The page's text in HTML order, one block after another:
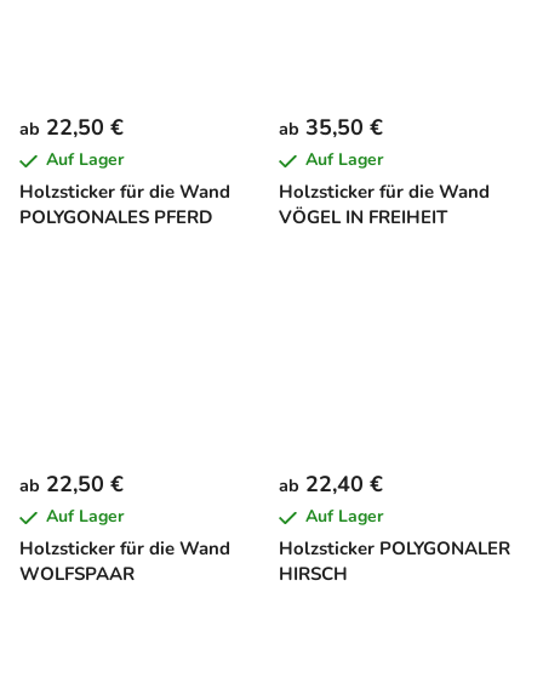
Holzsticker für die Wand
POLYGONALES PFERD
ab 22,50 €
Auf Lager
Holzsticker für die Wand
VÖGEL IN FREIHEIT
ab 35,50 €
Auf Lager
Holzsticker für die Wand
WOLFSPAAR
ab 22,50 €
Auf Lager
Holzsticker POLYGONALER
HIRSCH
ab 22,40 €
Auf Lager